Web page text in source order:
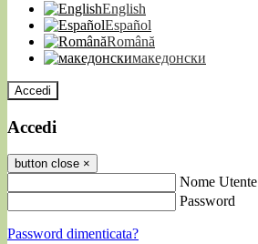
English
Español
Română
македонски
Accedi
Accedi
button close ×
Nome Utente
Password
Password dimenticata?